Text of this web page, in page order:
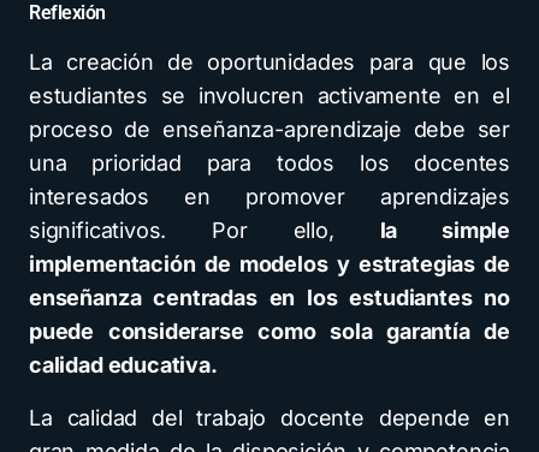
Reflexión
La creación de oportunidades para que los
estudiantes se involucren activamente en el
proceso de enseñanza-aprendizaje debe ser
una prioridad para todos los docentes
interesados en promover aprendizajes
significativos. Por ello, la simple
implementación de modelos y estrategias de
enseñanza centradas en los estudiantes no
puede considerarse como sola garantía de
calidad educativa.
La calidad del trabajo docente depende en